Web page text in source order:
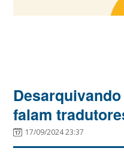
falam
17/09/2024 23:37